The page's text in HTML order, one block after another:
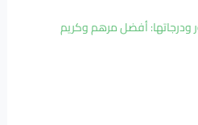
ودرجاتها: أفضل مرهم وكريم